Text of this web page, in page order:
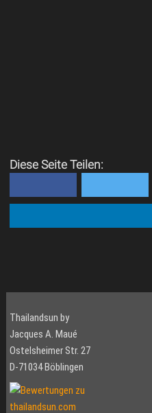
Diese Seite Teilen:
Thailandsun by
Jacques A. Maué
Ostelsheimer Str. 27
D-71034 Böblingen